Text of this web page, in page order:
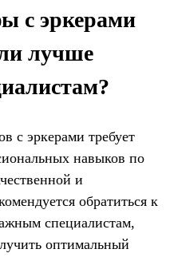
с эркерами
лучше
с эркерами требует
навыков по
и
обратиться к
специалистам,
оптимальный